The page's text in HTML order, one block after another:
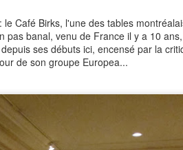
Café Birks, l'une des tables
pas banal, venu de France il y a 10
ses débuts ici, encensé par la
de son groupe Europea...